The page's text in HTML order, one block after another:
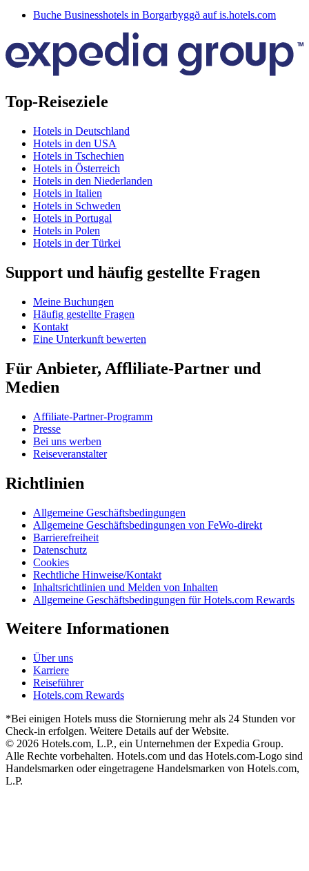
Buche Businesshotels in Borgarbyggð auf is.hotels.com
Top-Reiseziele
Hotels in Deutschland
Hotels in den USA
Hotels in Tschechien
Hotels in Österreich
Hotels in den Niederlanden
Hotels in Italien
Hotels in Schweden
Hotels in Portugal
Hotels in Polen
Hotels in der Türkei
Support und häufig gestellte Fragen
Meine Buchungen
Häufig gestellte Fragen
Kontakt
Eine Unterkunft bewerten
Für Anbieter, Affliliate-Partner und
Medien
Affiliate-Partner-Programm
Presse
Bei uns werben
Reiseveranstalter
Richtlinien
Allgemeine Geschäftsbedingungen
Allgemeine Geschäftsbedingungen von FeWo-direkt
Barrierefreiheit
Datenschutz
Cookies
Rechtliche Hinweise/Kontakt
Inhaltsrichtlinien und Melden von Inhalten
Allgemeine Geschäftsbedingungen für Hotels.com Rewards
Weitere Informationen
Über uns
Karriere
Reiseführer
Hotels.com Rewards
*Bei einigen Hotels muss die Stornierung mehr als 24 Stunden vor
Check-in erfolgen. Weitere Details auf der Website.
© 2026 Hotels.com, L.P., ein Unternehmen der Expedia Group.
Alle Rechte vorbehalten. Hotels.com und das Hotels.com-Logo sind
Handelsmarken oder eingetragene Handelsmarken von Hotels.com,
L.P.